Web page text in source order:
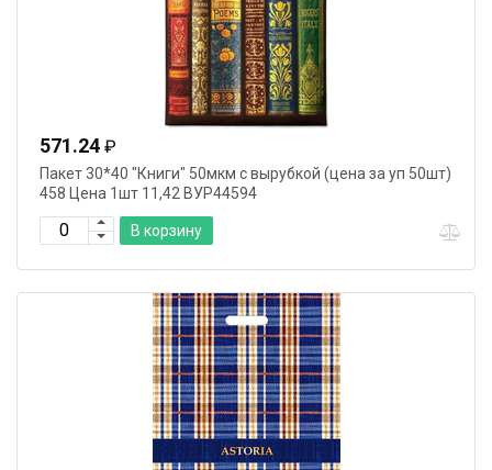
571.24 ₽
Пакет 30*40 "Книги" 50мкм с вырубкой (цена за уп 50шт)
458 Цена 1шт 11,42 ВУР44594
В корзину